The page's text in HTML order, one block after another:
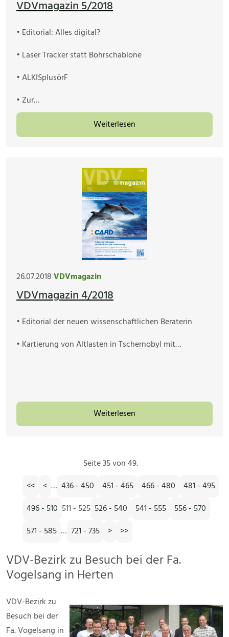
VDVmagazin 5/2018
• Editorial: Alles digital?
• Laser Tracker statt Bohrschablone
• ALKISplusörF
• Zur…
Weiterlesen
26.07.2018VDVmagazin
VDVmagazin 4/2018
• Editorial der neuen wissenschaftlichen Beraterin
• Kartierung von Altlasten in Tschernobyl mit…
Weiterlesen
Seite 35 von 49.
<<
< … 436 - 450 451 - 465 466 - 480
481 - 495
496 - 510 511 - 525 526 - 540 541 - 555
556 - 570
571 - 585 … 721 - 735 > >>
VDV-Bezirk zu Besuch bei der Fa.
Vogelsang in Herten
VDV-Bezirk zu
Besuch bei der
Fa. Vogelsang in